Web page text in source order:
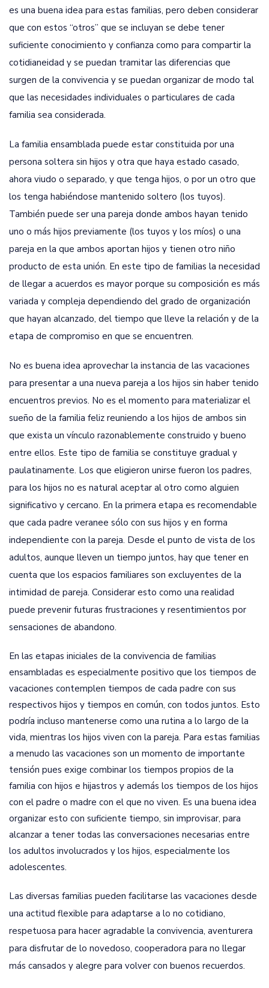
es una buena idea para estas familias, pero deben considerar
que con estos “otros” que se incluyan se debe tener
suficiente conocimiento y confianza como para compartir la
cotidianeidad y se puedan tramitar las diferencias que
surgen de la convivencia y se puedan organizar de modo tal
que las necesidades individuales o particulares de cada
familia sea considerada.
La familia ensamblada puede estar constituida por una
persona soltera sin hijos y otra que haya estado casado,
ahora viudo o separado, y que tenga hijos, o por un otro que
los tenga habiéndose mantenido soltero (los tuyos).
También puede ser una pareja donde ambos hayan tenido
uno o más hijos previamente (los tuyos y los míos) o una
pareja en la que ambos aportan hijos y tienen otro niño
producto de esta unión. En este tipo de familias la necesidad
de llegar a acuerdos es mayor porque su composición es más
variada y compleja dependiendo del grado de organización
que hayan alcanzado, del tiempo que lleve la relación y de la
etapa de compromiso en que se encuentren.
No es buena idea aprovechar la instancia de las vacaciones
para presentar a una nueva pareja a los hijos sin haber tenido
encuentros previos. No es el momento para materializar el
sueño de la familia feliz reuniendo a los hijos de ambos sin
que exista un vínculo razonablemente construido y bueno
entre ellos. Este tipo de familia se constituye gradual y
paulatinamente. Los que eligieron unirse fueron los padres,
para los hijos no es natural aceptar al otro como alguien
significativo y cercano. En la primera etapa es recomendable
que cada padre veranee sólo con sus hijos y en forma
independiente con la pareja. Desde el punto de vista de los
adultos, aunque lleven un tiempo juntos, hay que tener en
cuenta que los espacios familiares son excluyentes de la
intimidad de pareja. Considerar esto como una realidad
puede prevenir futuras frustraciones y resentimientos por
sensaciones de abandono.
En las etapas iniciales de la convivencia de familias
ensambladas es especialmente positivo que los tiempos de
vacaciones contemplen tiempos de cada padre con sus
respectivos hijos y tiempos en común, con todos juntos. Esto
podría incluso mantenerse como una rutina a lo largo de la
vida, mientras los hijos viven con la pareja. Para estas familias
a menudo las vacaciones son un momento de importante
tensión pues exige combinar los tiempos propios de la
familia con hijos e hijastros y además los tiempos de los hijos
con el padre o madre con el que no viven. Es una buena idea
organizar esto con suficiente tiempo, sin improvisar, para
alcanzar a tener todas las conversaciones necesarias entre
los adultos involucrados y los hijos, especialmente los
adolescentes.
Las diversas familias pueden facilitarse las vacaciones desde
una actitud flexible para adaptarse a lo no cotidiano,
respetuosa para hacer agradable la convivencia, aventurera
para disfrutar de lo novedoso, cooperadora para no llegar
más cansados y alegre para volver con buenos recuerdos.